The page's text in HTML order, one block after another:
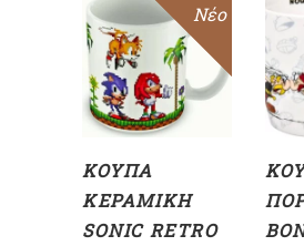
Sale
Νέο
ΠΡΟΣΘΉΚΗ
ΣΤΟ
ΚΑΛΆΘΙ
ΚΟΎΠΑ
ΚΕΡΑΜΙΚΉ
SONIC RETRO